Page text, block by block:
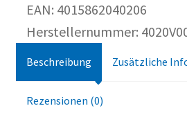
EAN: 4015862040206
Herstellernummer:
Beschreibung Zusätzliche
Rezensionen (0)